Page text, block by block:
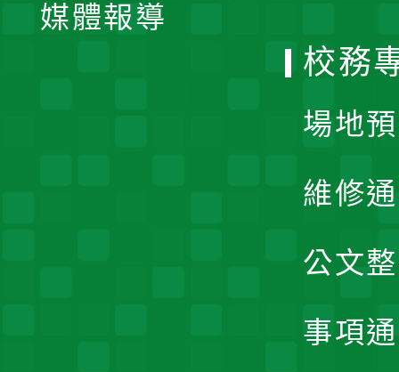
媒體報導
校務
場地
維修
公文
事項